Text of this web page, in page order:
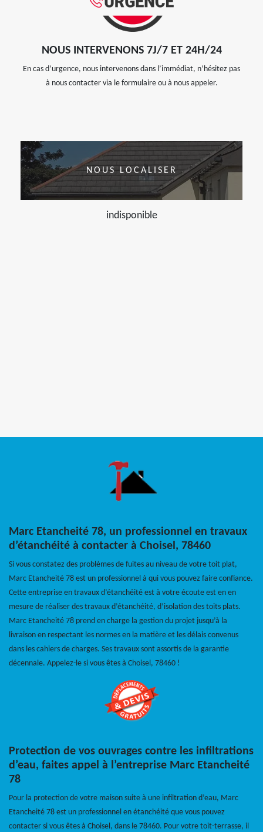
NOUS INTERVENONS 7J/7 ET 24H/24
En cas d’urgence, nous intervenons dans l’immédiat, n’hésitez pas
à nous contacter via le formulaire ou à nous appeler.
NOUS LOCALISER
indisponible
Marc Etancheité 78, un professionnel en travaux
d’étanchéité à contacter à Choisel, 78460
Si vous constatez des problèmes de fuites au niveau de votre toit plat,
Marc Etancheité 78 est un professionnel à qui vous pouvez faire confiance.
Cette entreprise en travaux d’étanchéité est à votre écoute est en en
mesure de réaliser des travaux d’étanchéité, d’isolation des toits plats.
Marc Etancheité 78 prend en charge la gestion du projet jusqu’à la
livraison en respectant les normes en la matière et les délais convenus
dans les cahiers de charges. Ses travaux sont assortis de la garantie
décennale. Appelez-le si vous êtes à Choisel, 78460 !
Protection de vos ouvrages contre les infiltrations
d’eau, faites appel à l’entreprise Marc Etancheité
78
Pour la protection de votre maison suite à une infiltration d’eau, Marc
Etancheité 78 est un professionnel en étanchéité que vous pouvez
contacter si vous êtes à Choisel, dans le 78460. Pour votre toit-terrasse, il